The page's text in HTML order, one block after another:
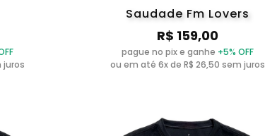
juros
Saudade Fm Lovers
R$ 159,00
pague no pix e ganhe +5% OFF
ou em até 6x de R$ 26,50 sem juros